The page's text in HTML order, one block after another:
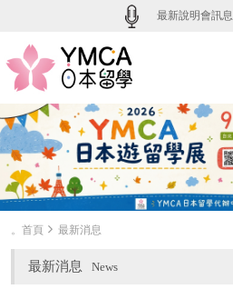
最新說明會訊息
。首頁 最新消息
最新消息 News